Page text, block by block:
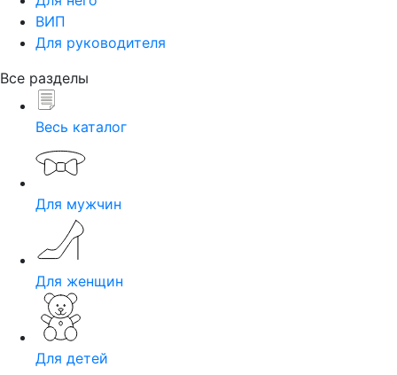
ВИП
Для руководителя
Все разделы
Весь каталог
Для мужчин
Для женщин
Для детей